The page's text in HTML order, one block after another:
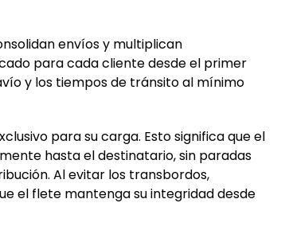
envíos y multiplican
para cada cliente desde el primer
y los tiempos de tránsito al mínimo
para su carga. Esto significa que el
hasta el destinatario, sin paradas
Al evitar los transbordos,
el flete mantenga su integridad desde